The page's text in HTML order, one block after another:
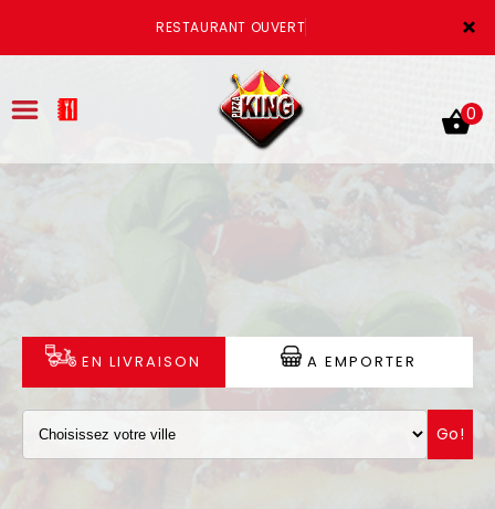
×
RESTAURANT OUVERT
VOTRE COMPTE
NOTRE RESTAURANT
VOS AVIS
0
EN LIVRAISON A EMPORTER
Go!